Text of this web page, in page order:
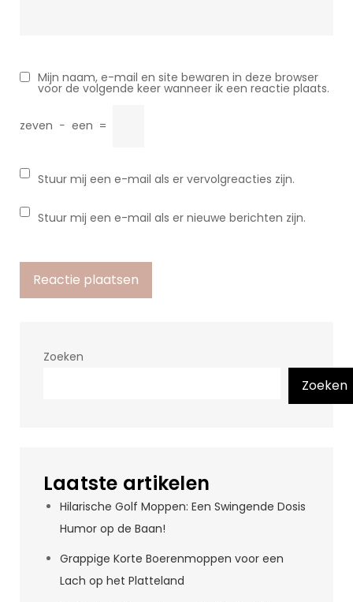
Mijn naam, e-mail en site bewaren in deze browser
voor de volgende keer wanneer ik een reactie plaats.
zeven − een =
Stuur mij een e-mail als er vervolgreacties zijn.
Stuur mij een e-mail als er nieuwe berichten zijn.
Zoeken
Zoeken
Laatste artikelen
Hilarische Golf Moppen: Een Swingende Dosis
Humor op de Baan!
Grappige Korte Boerenmoppen voor een
Lach op het Platteland